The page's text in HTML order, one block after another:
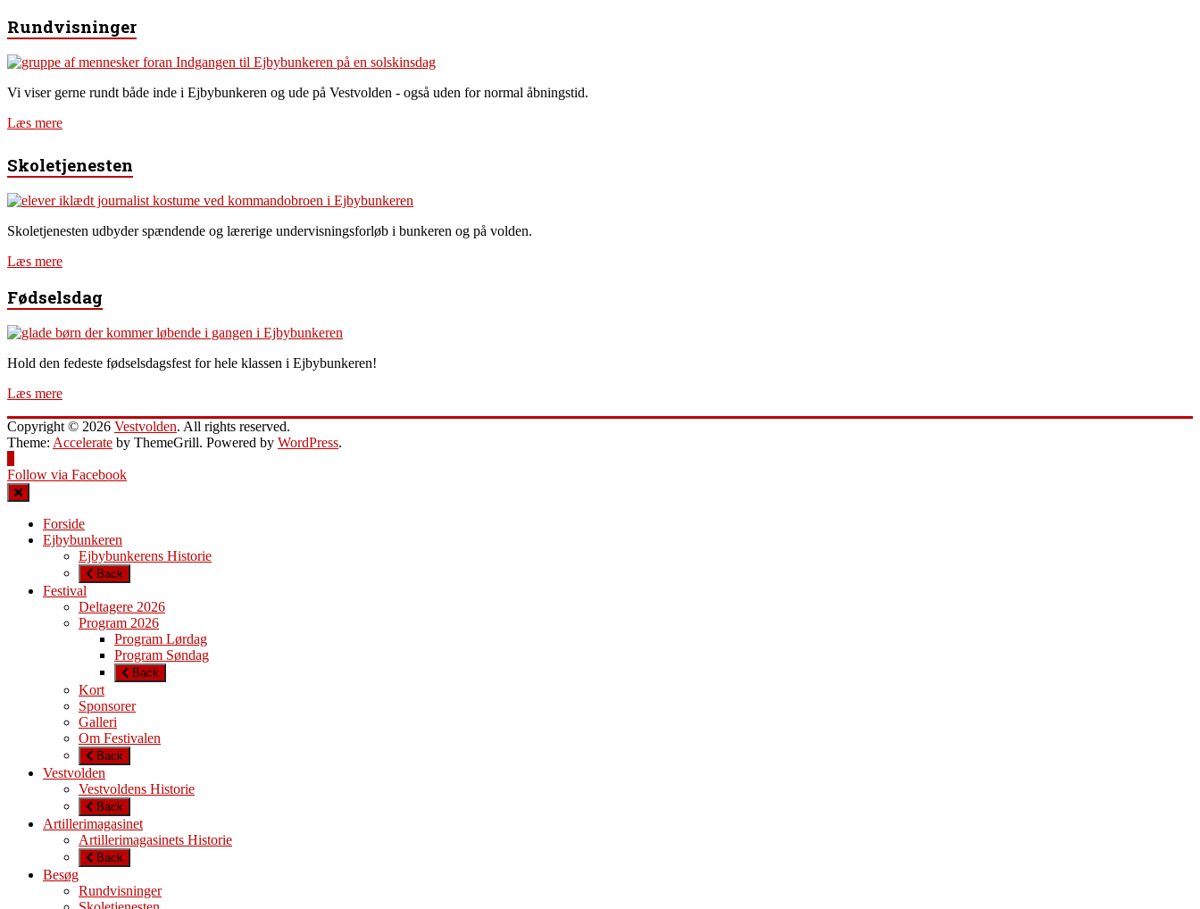
Rundvisninger
Vi viser gerne rundt både inde i Ejbybunkeren og ude på Vestvolden - også uden for normal åbningstid.
Læs mere
Skoletjenesten
Skoletjenesten udbyder spændende og lærerige undervisningsforløb i bunkeren og på volden.
Læs mere
Fødselsdag
Hold den fedeste fødselsdagsfest for hele klassen i Ejbybunkeren!
Læs mere
Copyright © 2026 Vestvolden. All rights reserved.
Theme: Accelerate by ThemeGrill. Powered by WordPress.
Follow via Facebook
Forside
Ejbybunkeren
Ejbybunkerens Historie
Back
Festival
Deltagere 2026
Program 2026
Program Lørdag
Program Søndag
Back
Kort
Sponsorer
Galleri
Om Festivalen
Back
Vestvolden
Vestvoldens Historie
Back
Artillerimagasinet
Artillerimagasinets Historie
Back
Besøg
Rundvisninger